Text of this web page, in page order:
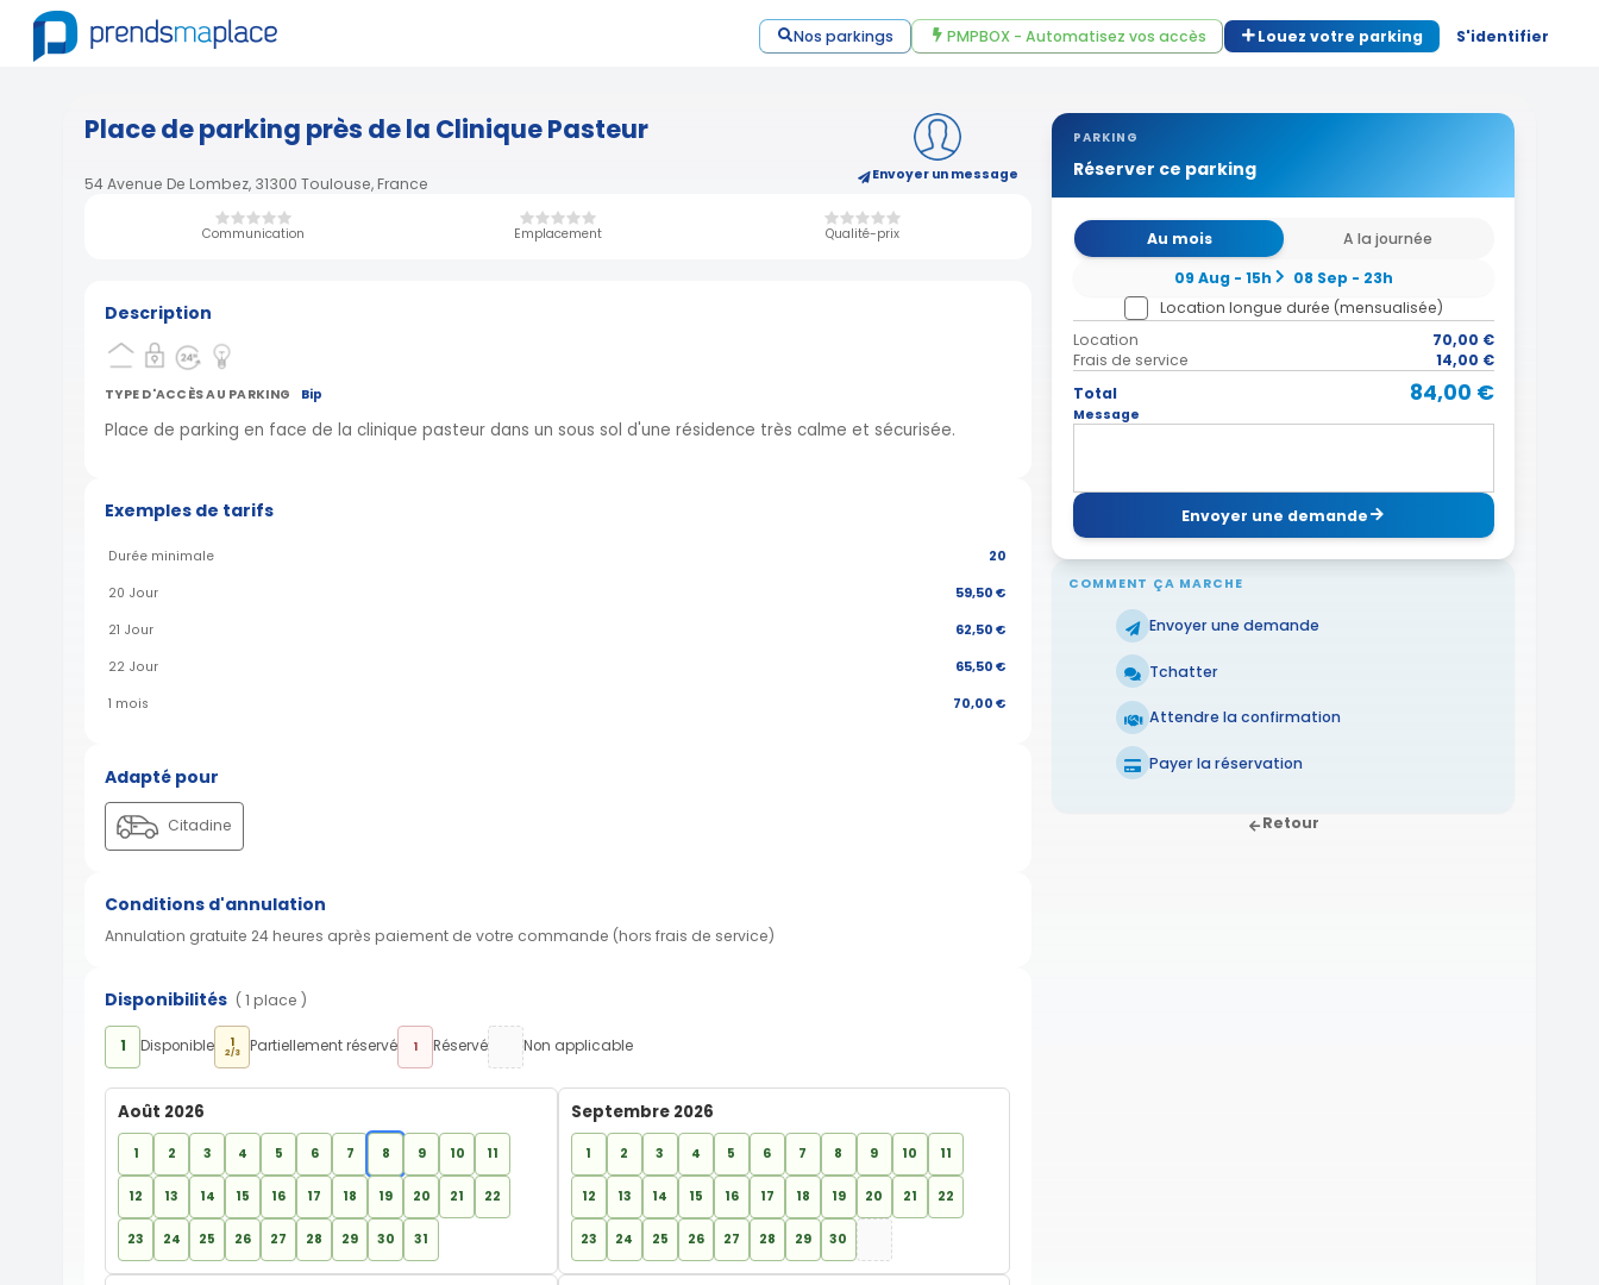
Nos parkings PMPBOX - Automatisez vos accès Louez votre parking S'identifier
Place de parking près de la Clinique Pasteur
54 Avenue De Lombez, 31300 Toulouse, France Envoyer un message
Communication Emplacement Qualité-prix
PARKING
Réserver ce parking
Au mois
A la journée
09 Aug - 15h
08 Sep - 23h
Location longue durée (mensualisée)
Location
70,00 €
Frais de service
14,00 €
Total
84,00 €
Message
Envoyer une demande
COMMENT ÇA MARCHE
Envoyer une demande
Tchatter
Attendre la confirmation
Payer la réservation
Retour
Description
TYPE D'ACCÈS AU PARKING Bip
Place de parking en face de la clinique pasteur dans un sous sol d'une résidence très calme et sécurisée.
Exemples de tarifs
Durée minimale 20
20 Jour 59,50 €
21 Jour 62,50 €
22 Jour 65,50 €
1 mois 70,00 €
Adapté pour
Citadine
Conditions d'annulation
Annulation gratuite 24 heures après paiement de votre commande (hors frais de service)
Disponibilités ( 1 place )
1 Disponible 1
2/3 Partiellement réservé 1 Réservé Non applicable
Août 2026
1 2 3 4 5 6 7 8 9 10 11
12 13 14 15 16 17 18 19 20 21 22
23 24 25 26 27 28 29 30 31
Septembre 2026
1 2 3 4 5 6 7 8 9 10 11
12 13 14 15 16 17 18 19 20 21 22
23 24 25 26 27 28 29 30